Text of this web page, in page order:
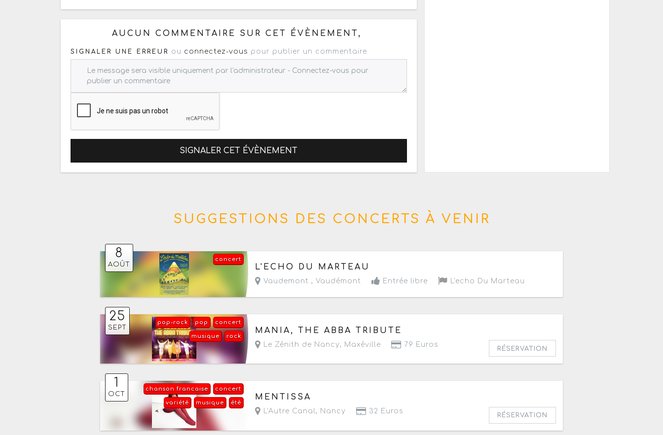
Copiez les infos ci-dessous pour un : mail / forum / réseau social
AUCUN COMMENTAIRE SUR CET ÉVÈNEMENT,
SIGNALER UNE ERREUR ou connectez-vous pour publier un commentaire
SIGNALER CET ÉVÈNEMENT
SUGGESTIONS DES CONCERTS À VENIR
8
AOÛT
concert
Demain, le samedi 8 août 2026
L'ECHO DU MARTEAU
Vaudemont , Vaudémont Entrée libre L'echo Du Marteau
25
SEPT
concert
pop
pop-rock
rock
musique
Le vendredi 25 septembre 2026 à partir de 20h30
MANIA, THE ABBA TRIBUTE
Le Zénith de Nancy, Maxéville 79 Euros
RÉSERVATION
1
OCT
concert
chanson francaise
été
musique
variété
Le jeudi 1 octobre 2026
MENTISSA
L'Autre Canal , Nancy 32 Euros
RÉSERVATION